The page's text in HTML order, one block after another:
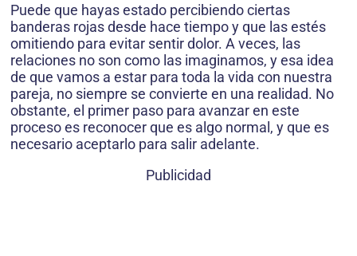
Puede que hayas estado percibiendo ciertas
banderas rojas desde hace tiempo y que las estés
omitiendo para evitar sentir dolor. A veces, las
relaciones no son como las imaginamos, y esa idea
de que vamos a estar para toda la vida con nuestra
pareja, no siempre se convierte en una realidad. No
obstante, el primer paso para avanzar en este
proceso es reconocer que es algo normal, y que es
necesario aceptarlo para salir adelante.
Publicidad